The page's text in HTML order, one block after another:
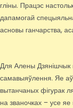
гліны. Працэс
дапамогай
асновы ганчарства,
Для Алены Дзянішчык
самавыяўлення. Яе
вытанчаных фігурак
на званочках – усе